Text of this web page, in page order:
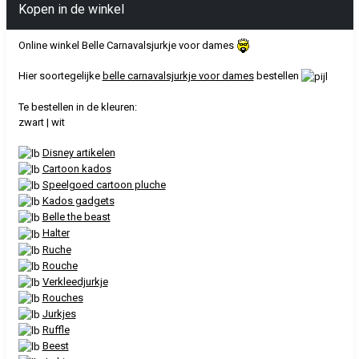
Kopen in de winkel
Online winkel Belle Carnavalsjurkje voor dames
Hier soortegelijke belle carnavalsjurkje voor damesbestellen
Te bestellen in de kleuren:
zwart | wit
Disney artikelen
Cartoon kados
Speelgoed cartoon pluche
Kados gadgets
Belle the beast
Halter
Ruche
Rouche
Verkleedjurkje
Rouches
Jurkjes
Ruffle
Beest